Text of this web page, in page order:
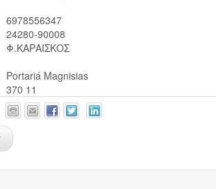
6978556347
24280-90008
Φ.ΚΑΡΑΙΣΚΟΣ
Portariá Magnisias
370 11